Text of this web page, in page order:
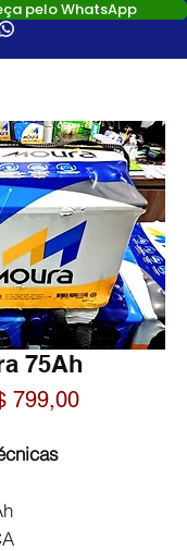
pelo WhatsApp
75Ah
799,00Preço